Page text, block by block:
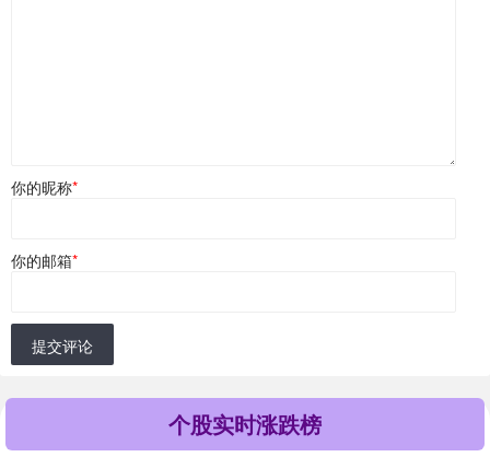
你的昵称*
你的邮箱*
提交评论
个股实时涨跌榜